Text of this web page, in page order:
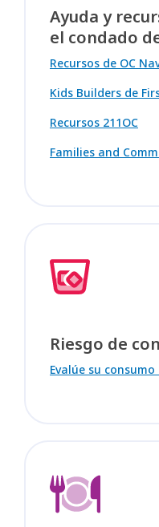
Ayuda y
el condado
Recursos de OC
Kids Builders de
Recursos 211OC
Families and
Riesgo de
Evalúe su